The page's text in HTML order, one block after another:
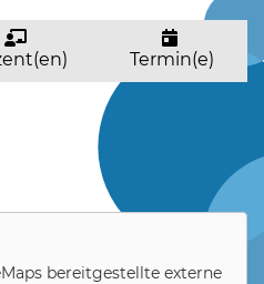
Termin(e)
bereitgestellte externe